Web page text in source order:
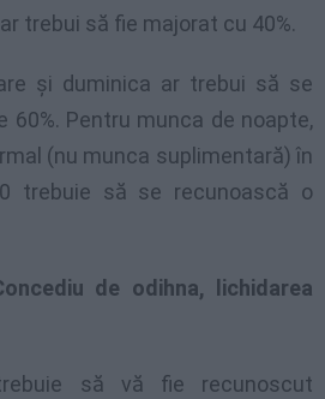
trebui să fie majorat cu 40%.
şi duminica ar trebui să se
60%. Pentru munca de noapte,
(nu munca suplimentară) în
trebuie să se recunoască o
de odihna, lichidarea
să vă fie recunoscut